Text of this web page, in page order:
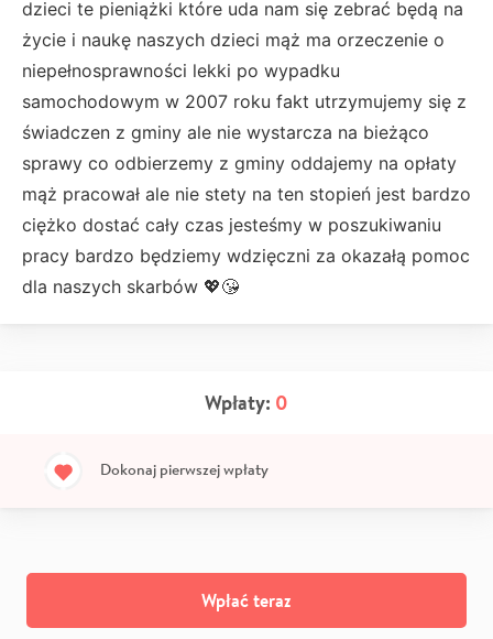
dzieci te pieniążki które uda nam się zebrać będą na
życie i naukę naszych dzieci mąż ma orzeczenie o
niepełnosprawności lekki po wypadku
samochodowym w 2007 roku fakt utrzymujemy się z
świadczen z gminy ale nie wystarcza na bieżąco
sprawy co odbierzemy z gminy oddajemy na opłaty
mąż pracował ale nie stety na ten stopień jest bardzo
ciężko dostać cały czas jesteśmy w poszukiwaniu
pracy bardzo będziemy wdzięczni za okazałą pomoc
dla naszych skarbów 💖😘
Wpłaty: 0
Dokonaj pierwszej wpłaty
Wpłać teraz